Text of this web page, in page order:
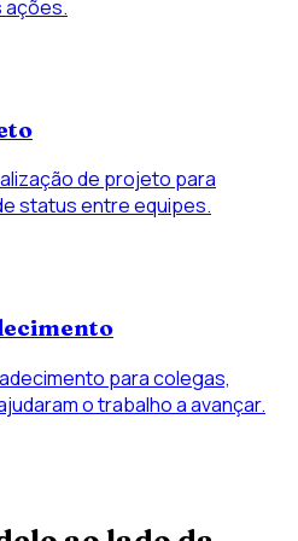
ações.
de projeto para
status entre equipes.
para colegas,
o trabalho a avançar.